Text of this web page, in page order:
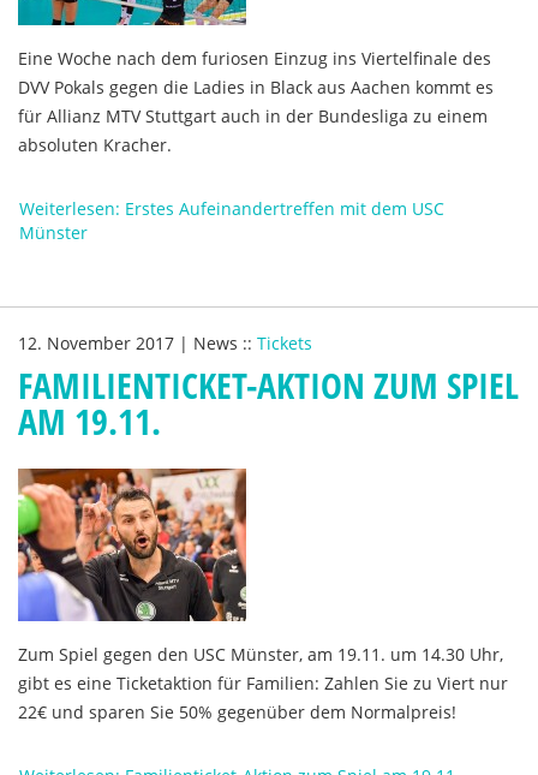
Eine Woche nach dem furiosen Einzug ins Viertelfinale des
DVV Pokals gegen die Ladies in Black aus Aachen kommt es
für Allianz MTV Stuttgart auch in der Bundesliga zu einem
absoluten Kracher.
Weiterlesen: Erstes Aufeinandertreffen mit dem USC
Münster
12. November 2017 | News :: Tickets
FAMILIENTICKET-AKTION ZUM SPIEL
AM 19.11.
Zum Spiel gegen den USC Münster, am 19.11. um 14.30 Uhr,
gibt es eine Ticketaktion für Familien: Zahlen Sie zu Viert nur
22€ und sparen Sie 50% gegenüber dem Normalpreis!